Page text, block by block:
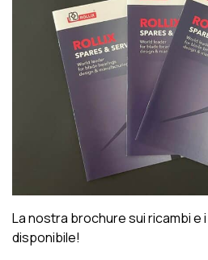
La nostra brochure sui ricambi e
disponibile!